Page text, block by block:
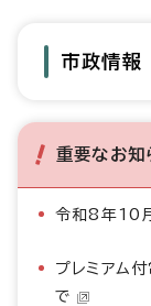
市政情報
重要なお知
令和8年10
プレミアム
で